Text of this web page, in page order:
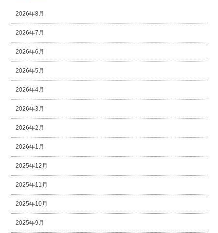
2026年8月
2026年7月
2026年6月
2026年5月
2026年4月
2026年3月
2026年2月
2026年1月
2025年12月
2025年11月
2025年10月
2025年9月